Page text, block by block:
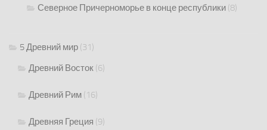
Северное Причерноморье в конце республики (8)
5 Древний мир (31)
Древний Восток (6)
Древний Рим (16)
Древняя Греция (9)